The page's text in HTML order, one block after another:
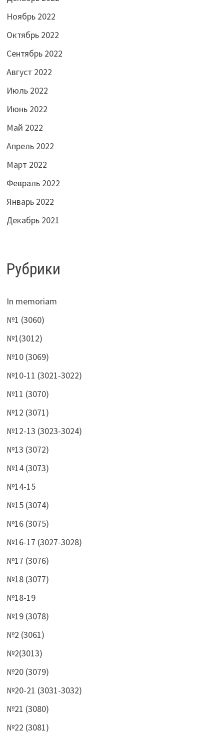
Ноябрь 2022
Октябрь 2022
Сентябрь 2022
Август 2022
Июль 2022
Июнь 2022
Май 2022
Апрель 2022
Март 2022
Февраль 2022
Январь 2022
Декабрь 2021
Рубрики
In memoriam
№1 (3060)
№1(3012)
№10 (3069)
№10-11 (3021-3022)
№11 (3070)
№12 (3071)
№12-13 (3023-3024)
№13 (3072)
№14 (3073)
№14-15
№15 (3074)
№16 (3075)
№16-17 (3027-3028)
№17 (3076)
№18 (3077)
№18-19
№19 (3078)
№2 (3061)
№2(3013)
№20 (3079)
№20-21 (3031-3032)
№21 (3080)
№22 (3081)